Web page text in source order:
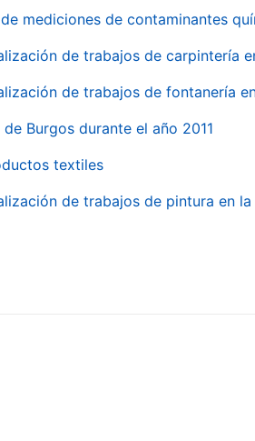
mediciones de contaminantes
de trabajos de carpintería
de trabajos de fontanería
Burgos durante el año 2011
textiles
de trabajos de pintura en